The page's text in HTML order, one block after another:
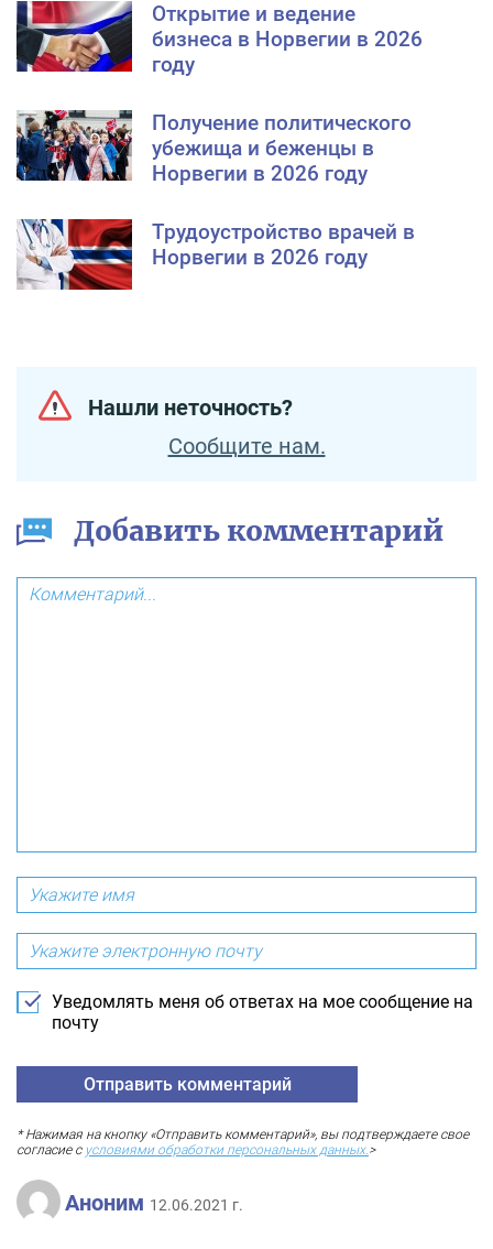
Открытие и ведение
бизнеса в Норвегии в 2026
году
Получение политического
убежища и беженцы в
Норвегии в 2026 году
Трудоустройство врачей в
Норвегии в 2026 году
Нашли неточность?
Сообщите нам.
Добавить комментарий
Уведомлять меня об ответах на мое сообщение на
почту
* Нажимая на кнопку «Отправить комментарий», вы подтверждаете свое
согласие с условиями обработки персональных данных.>
Аноним 12.06.2021 г.